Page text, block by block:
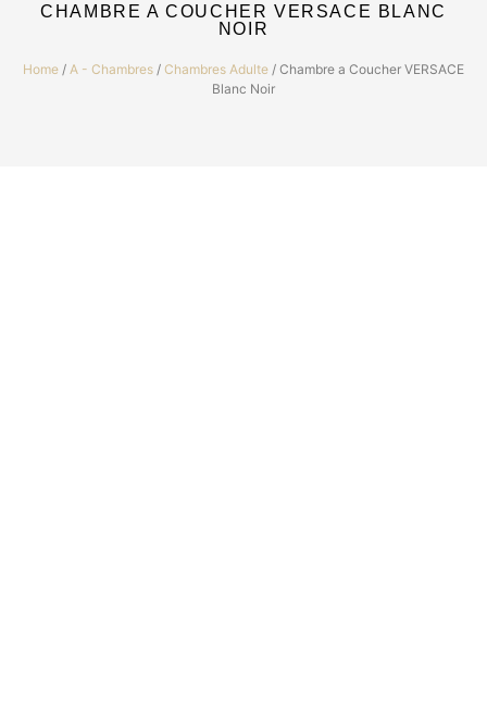
CHAMBRE A COUCHER VERSACE BLANC
NOIR
Home / A - Chambres / Chambres Adulte / Chambre a Coucher VERSACE
Blanc Noir